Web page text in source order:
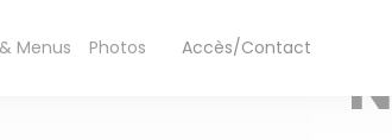
Menus Photos ((ouvre une nouvelle
Accès/Contact